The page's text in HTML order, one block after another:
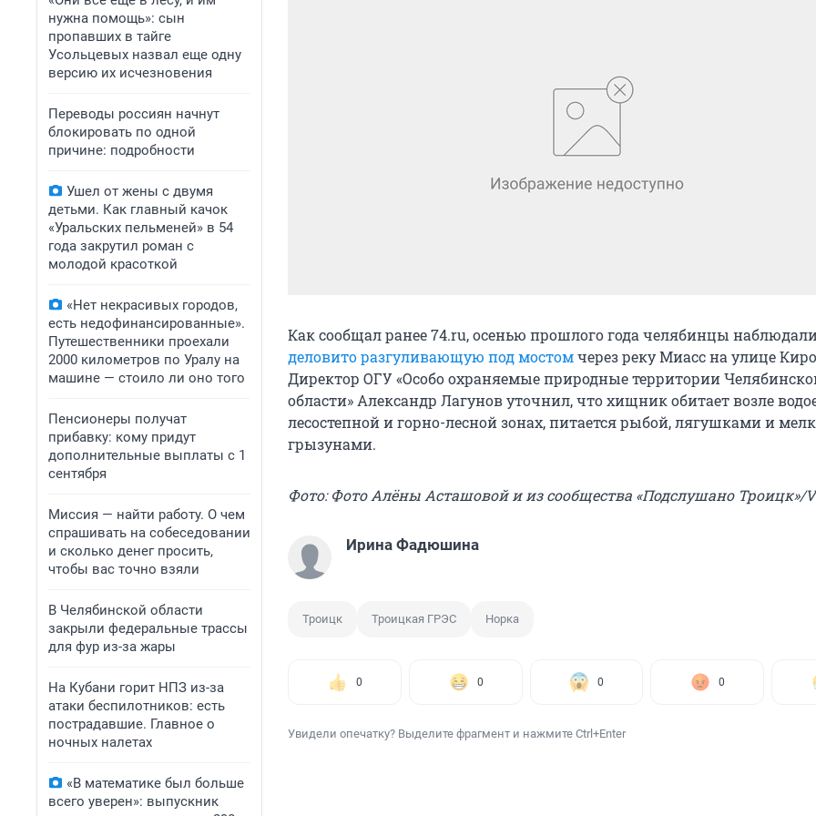
нужна помощь»: сын
пропавших в тайге
Усольцевых назвал еще одну
версию их исчезновения
Переводы россиян начнут
блокировать по одной
причине: подробности
Ушел от жены с двумя
детьми. Как главный качок
«Уральских пельменей» в 54
года закрутил роман с
молодой красоткой
«Нет некрасивых городов,
есть недофинансированные».
Путешественники проехали
2000 километров по Уралу на
машине — стоило ли оно того
Пенсионеры получат
прибавку: кому придут
дополнительные выплаты с 1
сентября
Миссия — найти работу. О чем
спрашивать на собеседовании
и сколько денег просить,
чтобы вас точно взяли
В Челябинской области
закрыли федеральные трассы
для фур из-за жары
На Кубани горит НПЗ из-за
атаки беспилотников: есть
пострадавшие. Главное о
ночных налетах
«В математике был больше
всего уверен»: выпускник
Как сообщал ранее 74.ru, осенью прошлого года челябинцы
деловито разгуливающую под мостомчерез реку Миасс на улице
Директор ОГУ «Особо охраняемые природные территории
области» Александр Лагунов уточнил, что хищник обитает возле
лесостепной и горно-лесной зонах, питается рыбой, лягушками и
грызунами.
Фото: Фото Алёны Асташовой и из сообщества «Подслушано Троицк»/
Ирина Фадюшина
Троицк Троицкая ГРЭС Норка
0 0 0 0
Увидели опечатку? Выделите фрагмент и нажмите Ctrl+Enter